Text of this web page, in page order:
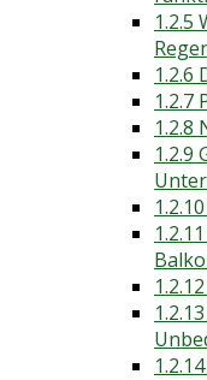
1.2.5
1.2.6
1.2.7
1.2.8
1.2.9
1.2.10
1.2.11
1.2.12
1.2.13
1.2.14